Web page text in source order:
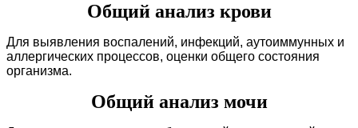
Общий анализ крови
Для выявления воспалений, инфекций, аутоиммунных и
аллергических процессов, оценки общего состояния
организма.
Общий анализ мочи